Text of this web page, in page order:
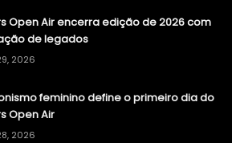
Open Air encerra edição de 2026 com
de legados
2026
feminino define o primeiro dia do
Open Air
2026